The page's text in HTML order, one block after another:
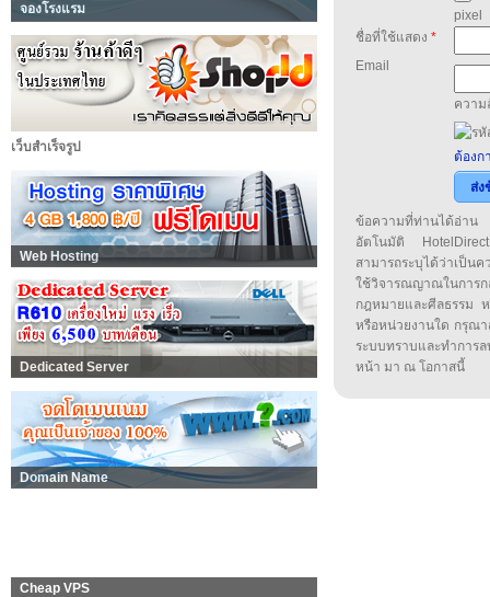
จองโรงแรม
เว็บสำเร็จรูป
Web Hosting
Dedicated Server
Domain Name
Cheap VPS
pixel
ชื่อที่ใช้แสดง *
Email
ความ
ต้องก
ส่ง
ข้อความที่ท่านได้อ่าน
อัตโนมัติ
สามารถระบุได้ว่าเป็น
ใช้วิจารณญาณในกา
กฎหมายและศีลธรรม
หรือหน่วยงานใด กรุณา
ระบบทราบและทำกา
หน้า มา ณ โอกาสนี้